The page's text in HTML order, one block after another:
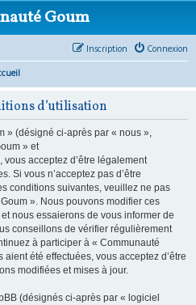
Goum
Connexion
Inscription
d’utilisation
» (désigné ci-après par « nous »,
» et
acceptez d’être légalement
Si vous n’acceptez pas d’être
conditions suivantes, veuillez ne pas
». Nous pouvons modifier ces
nous essaierons de vous informer de
conseillons de vérifier régulièrement
à participer à « Communauté
été effectuées, vous acceptez d’être
modifiées et mises à jour.
(désignés ci-après par « logiciel